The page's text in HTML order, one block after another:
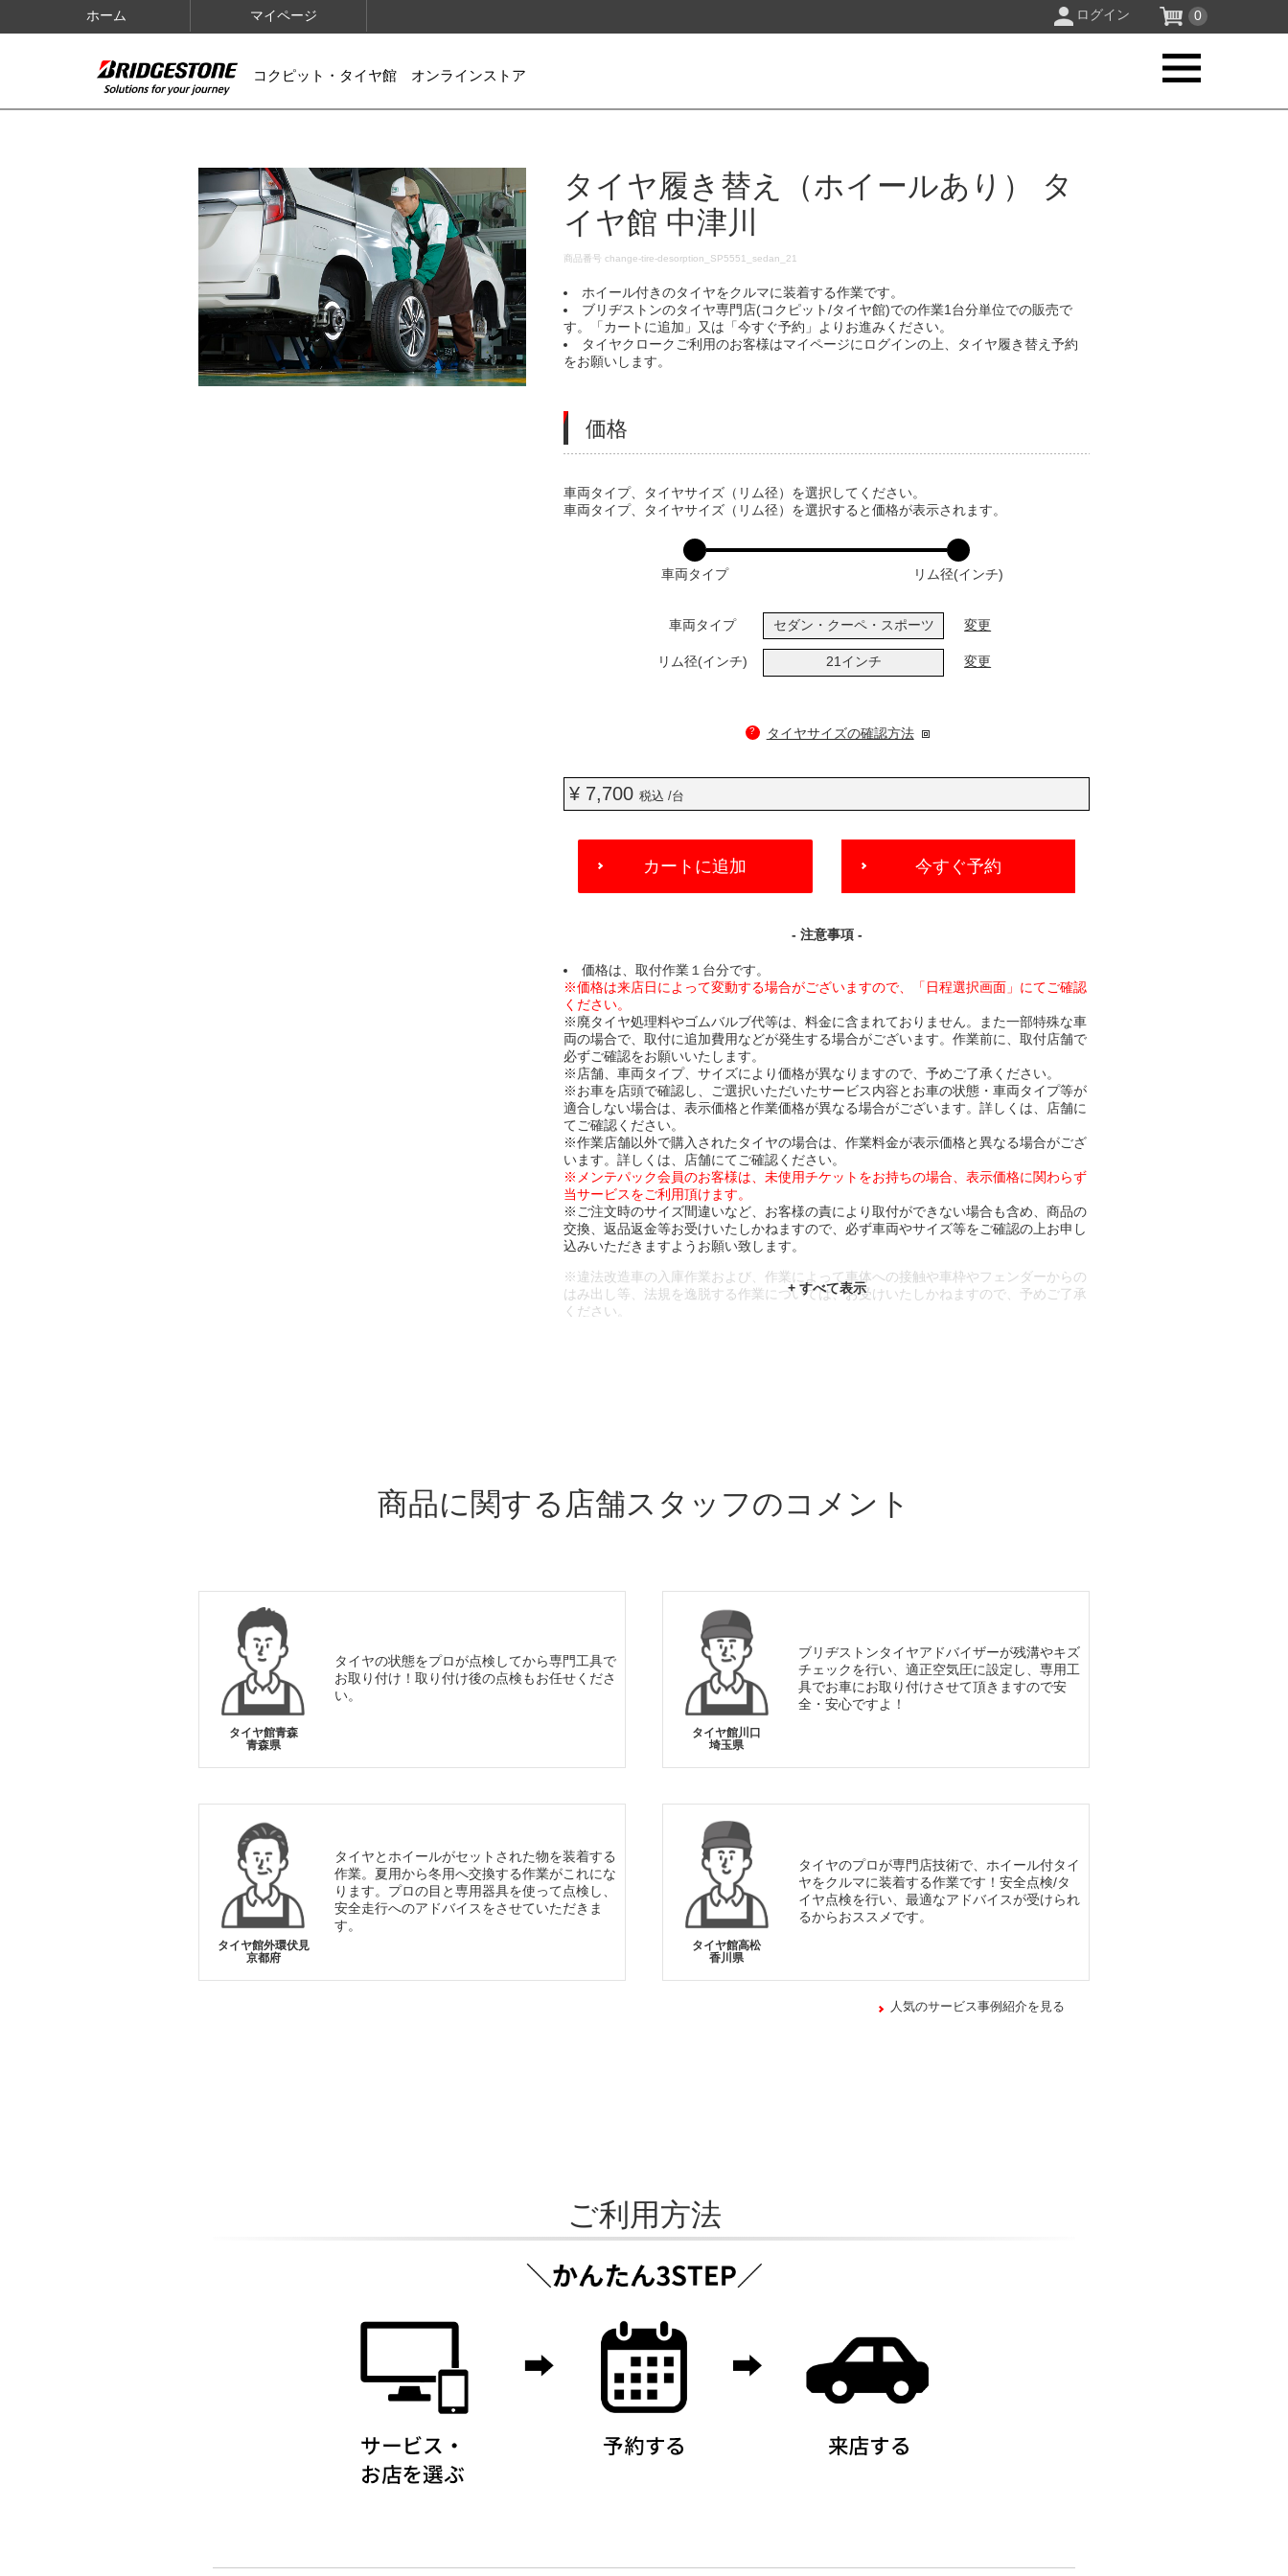
ホーム マイページ ログイン 0
コクピット・タイヤ館 オンラインストア
IMAGES
タイヤ履き替え（ホイールあり） タ
イヤ館 中津川
DETAILS
商品番号change-tire-desorption_SP5551_sedan_21
ホイール付きのタイヤをクルマに装着する作業です。
ブリヂストンのタイヤ専門店(コクピット/タイヤ館)での作業1台分単位での販売で
す。「カートに追加」又は「今すぐ予約」よりお進みください。
タイヤクロークご利用のお客様はマイページにログインの上、タイヤ履き替え予約
をお願いします。
価格
VARIATIONS
車両タイプ、タイヤサイズ（リム径）を選択してください。
車両タイプ、タイヤサイズ（リム径）を選択すると価格が表示されます。
車両タイプ リム径(インチ)
車両タイプ セダン・クーペ・スポーツ 変更
リム径(インチ) 21インチ 変更
? タイヤサイズの確認方法
¥ 7,700税込 /台
ADD
CART
カートに追加 今すぐ予約
- 注意事項 -
価格は、取付作業１台分です。
※価格は来店日によって変動する場合がございますので、「日程選択画面」にてご確認
ください。
※廃タイヤ処理料やゴムバルブ代等は、料金に含まれておりません。また一部特殊な車
両の場合で、取付に追加費用などが発生する場合がございます。作業前に、取付店舗で
必ずご確認をお願いいたします。
※店舗、車両タイプ、サイズにより価格が異なりますので、予めご了承ください。
※お車を店頭で確認し、ご選択いただいたサービス内容とお車の状態・車両タイプ等が
適合しない場合は、表示価格と作業価格が異なる場合がございます。詳しくは、店舗に
てご確認ください。
※作業店舗以外で購入されたタイヤの場合は、作業料金が表示価格と異なる場合がござ
います。詳しくは、店舗にてご確認ください。
※メンテパック会員のお客様は、未使用チケットをお持ちの場合、表示価格に関わらず
当サービスをご利用頂けます。
※ご注文時のサイズ間違いなど、お客様の責により取付ができない場合も含め、商品の
交換、返品返金等お受けいたしかねますので、必ず車両やサイズ等をご確認の上お申し
込みいただきますようお願い致します。
※違法改造車の入庫作業および、作業によって車体への接触や車枠やフェンダーからの
はみ出し等、法規を逸脱する作業については、お受けいたしかねますので、予めご了承
ください。
商品に関する店舗スタッフのコメント
タイヤ館青森
青森県
タイヤの状態をプロが点検してから専門工具で
お取り付け！取り付け後の点検もお任せくださ
い。
タイヤ館川口
埼玉県
ブリヂストンタイヤアドバイザーが残溝やキズ
チェックを行い、適正空気圧に設定し、専用工
具でお車にお取り付けさせて頂きますので安
全・安心ですよ！
タイヤ館外環伏見
京都府
タイヤとホイールがセットされた物を装着する
作業。夏用から冬用へ交換する作業がこれにな
ります。プロの目と専用器具を使って点検し、
安全走行へのアドバイスをさせていただきま
す。
タイヤ館高松
香川県
タイヤのプロが専門店技術で、ホイール付タイ
ヤをクルマに装着する作業です！安全点検/タ
イヤ点検を行い、最適なアドバイスが受けられ
るからおススメです。
人気のサービス事例紹介を見る
ご利用方法